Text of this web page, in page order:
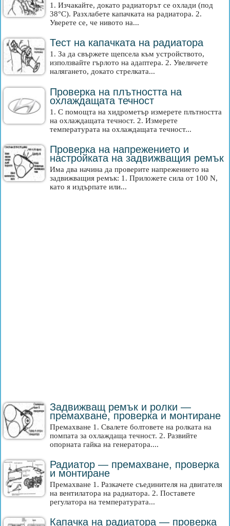
1. Изчакайте, докато радиаторът се охлади (под
38°C). Разхлабете капачката на радиатора. 2.
Уверете се, че нивото на...
Тест на капачката на радиатора
1. За да свържете щепсела към устройството,
използвайте гърлото на адаптера. 2. Увеличете
налягането, докато стрелката...
Проверка на плътността на
охлаждащата течност
1. С помощта на хидрометър измерете плътността
на охлаждащата течност. 2. Измерете
температурата на охлаждащата течност...
Проверка на напрежението и
настройката на задвижващия ремък
Има два начина да проверите напрежението на
задвижващия ремък: 1. Приложете сила от 100 N,
като я издърпате или...
Задвижващ ремък и ролки —
премахване, проверка и монтиране
Премахване 1. Свалете болтовете на ролката на
помпата за охлаждаща течност. 2. Развийте
опорната гайка на генератора....
Радиатор — премахване, проверка
и монтиране
Премахване 1. Разкачете съединителя на двигателя
на вентилатора на радиатора. 2. Поставете
регулатора на температурата...
Капачка на радиатора — проверка